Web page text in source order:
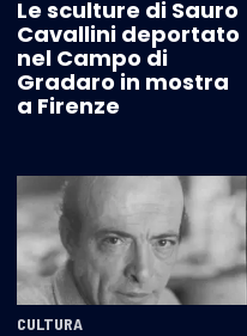
Le sculture di Sauro
Cavallini deportato
nel Campo di
Gradaro in mostra
a Firenze
CULTURA